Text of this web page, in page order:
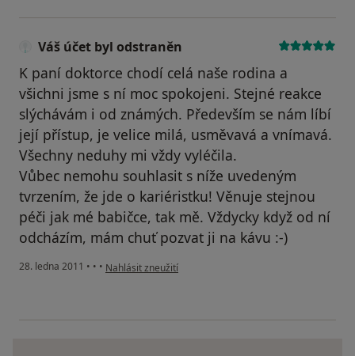
Váš účet byl odstraněn
K paní doktorce chodí celá naše rodina a
všichni jsme s ní moc spokojeni. Stejné reakce
slýchávám i od známých. Především se nám líbí
její přístup, je velice milá, usměvavá a vnímavá.
Všechny neduhy mi vždy vyléčila.
Vůbec nemohu souhlasit s níže uvedeným
tvrzením, že jde o kariéristku! Věnuje stejnou
péči jak mé babičce, tak mě. Vždycky když od ní
odcházím, mám chuť pozvat ji na kávu :-)
28. ledna 2011 • • • podle názoru uživatele Váš účet byl odstraněn
Nahlásit zneužití